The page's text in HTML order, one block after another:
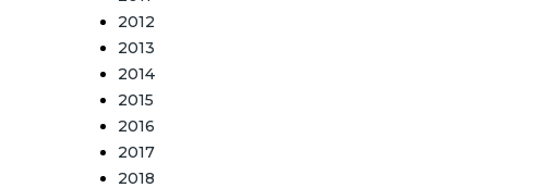
2012
2013
2014
2015
2016
2017
2018